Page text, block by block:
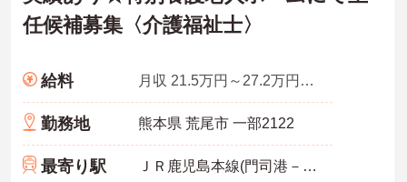
任候補募集〈介護福祉士〉
給料 月収 21.5万円～27.2万円程度
勤務地 熊本県 荒尾市 一部2122
最寄り駅 ＪＲ鹿児島本線(門司港－八代)「荒尾(熊本)駅」バス・車10分